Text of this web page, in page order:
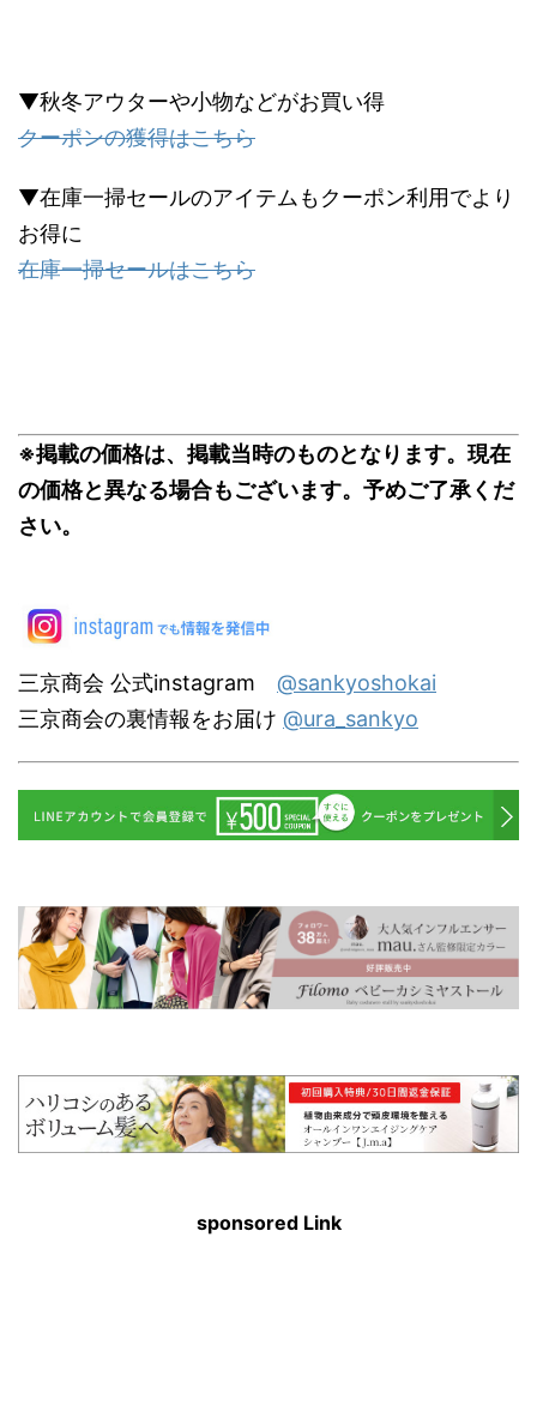
▼秋冬アウターや小物などがお買い得
クーポンの獲得はこちら
▼在庫一掃セールのアイテムもクーポン利用でより
お得に
在庫一掃セールはこちら
※掲載の価格は、掲載当時のものとなります。現在
の価格と異なる場合もございます。予めご了承くだ
さい。
三京商会 公式instagram @sankyoshokai
三京商会の裏情報をお届け @ura_sankyo
sponsored Link